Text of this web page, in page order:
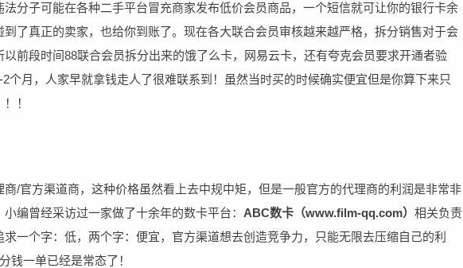
分子可能在各种二手平台冒充商家发布低价会员商品，一个短信就可让你的银行卡余
了真正的卖家，也给你到账了。现在各大联合会员审核越来越严格，拆分销售对于会
以前段时间88联合会员拆分出来的饿了么卡，网易云卡，还有夸克会员要求开通者验
个月，人家早就拿钱走人了很难联系到！虽然当时买的时候确实便宜但是你算下来只
！
/官方渠道商，这种价格虽然看上去中规中矩，但是一般官方的代理商的利润是非常非
编曾经采访过一家做了十余年的数卡平台： ABC数卡（www.film-qq.com） 相关负责
一个字：低，两个字：便宜，官方渠道想去创造竞争力，只能无限去压缩自己的利
钱一单已经是常态了！